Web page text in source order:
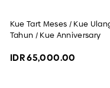
Kue Tart Meses / Kue
Tahun / Kue Anniversary
IDR 65,000.00